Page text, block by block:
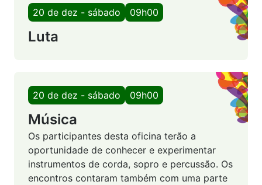
20 de dez - sábado 09h00
Luta
20 de dez - sábado 09h00
Música
Os participantes desta oficina terão a
oportunidade de conhecer e experimentar
instrumentos de corda, sopro e percussão. Os
encontros contaram também com uma parte